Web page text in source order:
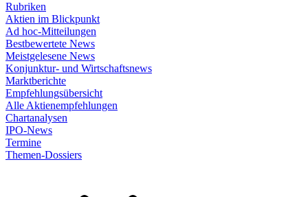
Rubriken
Aktien im Blickpunkt
Ad hoc-Mitteilungen
Bestbewertete News
Meistgelesene News
Konjunktur- und Wirtschaftsnews
Marktberichte
Empfehlungsübersicht
Alle Aktienempfehlungen
Chartanalysen
IPO-News
Termine
Themen-Dossiers